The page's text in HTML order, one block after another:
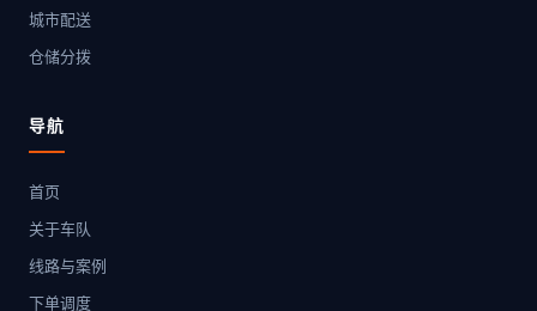
城市配送
仓储分拨
导航
首页
关于车队
线路与案例
下单调度